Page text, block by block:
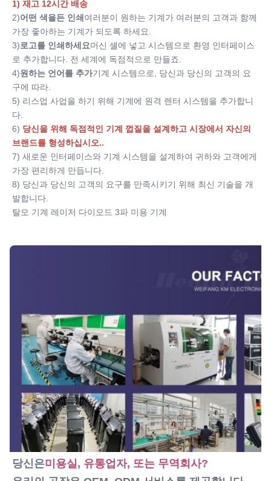
Screen:
10.4 터치스크린
Handpiece:
4세대 핸들
Laser Tattoo Removal Equipment:
CE ISO TUV 승인
Wavelength:
이중 파장 1064nm, 532nm
Single-Pulse Energy:
1500mJ (1064nm); 1500mJ(1064nm); 400mJ (532nm)
400mJ(532nm)
Software:
클라이언트의 로고를 무료로 추가할 수 있습니다.
Training:
수동 사용자+DVD+온라인 교육
Delivery Time:
Name:
1) 재고 12시간 배송
2)어떤 색을든 인쇄 여러분이 원하는 기계가 여러분의 고객과 함께
가장 좋아하는 기계가 되도록 하세요.
3)로고를 인쇄하세요머신 셸에 넣고 시스템으로 환영 인터페이스
로 추가합니다. 전 세계에 독점적으로 만들죠.
4)원하는 언어를 추가기계 시스템으로, 당신과 당신의 고객의 요
구에 따라.
5) 리스업 사업을 하기 위해 기계에 원격 렌터 시스템을 추가합니
다.
6) 당신을 위해 독점적인 기계 껍질을 설계하고 시장에서 자신의
브랜드를 형성하십시오..
7) 새로운 인터페이스와 기계 시스템을 설계하여 귀하와 고객에게
가장 편리하게 만듭니다.
8) 당신과 당신의 고객의 요구를 만족시키기 위해 최신 기술을 개
발합니다.
탈모 기계 레이저 다이오드 3파 미용 기계
당신은미용실, 유통업자, 또는 무역회사?